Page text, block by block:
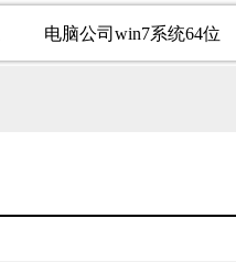
电脑公司win7系统64位